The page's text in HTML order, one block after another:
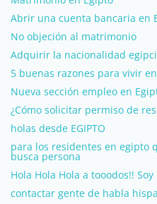
Abrir una cuenta bancaria en
No objeción al matrimonio
Adquirir la nacionalidad
5 buenas razones para vivir
Nueva sección empleo en
¿Cómo solicitar permiso de
holas desde EGIPTO
para los residentes en egipto
busca persona
Hola Hola Hola a tooodos!!
contactar gente de habla